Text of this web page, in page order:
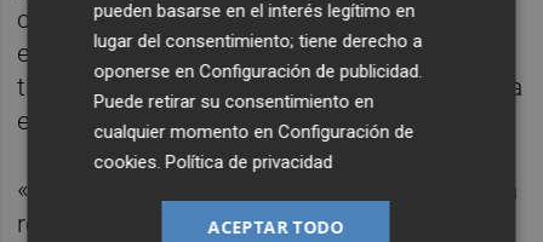
como componente central de la memoria
episódica y cómo el procesamiento del
tiempo en la memoria podría fallar durante la
enfermedad.
«Vigilancia del agua urbana y ambiental para
revelar las dinámicas de la resistencia
pueden basarse en el interés legítimo en
lugar del consentimiento; tiene derecho a
oponerse enConfiguración de publicidad.
Puede retirar su consentimiento en
cualquier momento enConfiguración de
cookies.Política de privacidad
ACEPTAR TODO